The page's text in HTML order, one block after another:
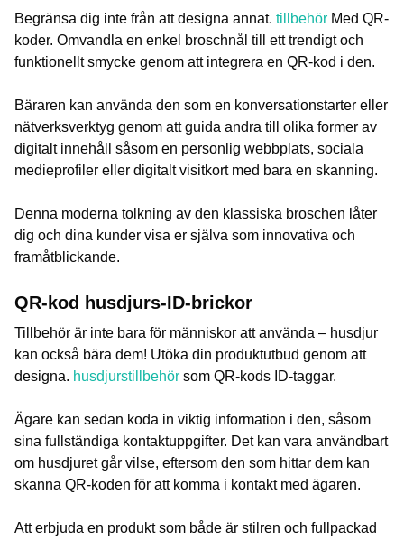
Begränsa dig inte från att designa annat. tillbehör Med QR-
koder. Omvandla en enkel broschnål till ett trendigt och
funktionellt smycke genom att integrera en QR-kod i den.
Bäraren kan använda den som en konversationstarter eller
nätverksverktyg genom att guida andra till olika former av
digitalt innehåll såsom en personlig webbplats, sociala
medieprofiler eller digitalt visitkort med bara en skanning.
Denna moderna tolkning av den klassiska broschen låter
dig och dina kunder visa er själva som innovativa och
framåtblickande.
QR-kod husdjurs-ID-brickor
Tillbehör är inte bara för människor att använda – husdjur
kan också bära dem! Utöka din produktutbud genom att
designa. husdjurstillbehör som QR-kods ID-taggar.
Ägare kan sedan koda in viktig information i den, såsom
sina fullständiga kontaktuppgifter. Det kan vara användbart
om husdjuret går vilse, eftersom den som hittar dem kan
skanna QR-koden för att komma i kontakt med ägaren.
Att erbjuda en produkt som både är stilren och fullpackad